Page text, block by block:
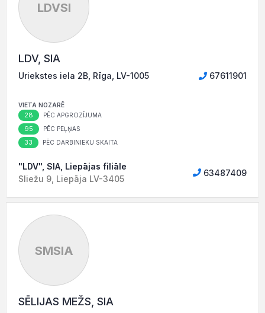
LDVSI
LDV, SIA
Uriekstes iela 2B, Rīga, LV-1005 67611901
VIETA NOZARĒ
28 PĒC APGROZĪJUMA
95 PĒC PEĻŅAS
33 PĒC DARBINIEKU SKAITA
"LDV", SIA, Liepājas filiāle
Sliežu 9, Liepāja LV-3405
63487409
SMSIA
SĒLIJAS MEŽS, SIA